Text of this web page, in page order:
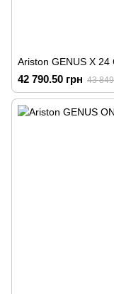
Ariston GENUS X 24
42 790.50 грн 43